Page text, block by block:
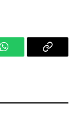
WhatsAppCopy